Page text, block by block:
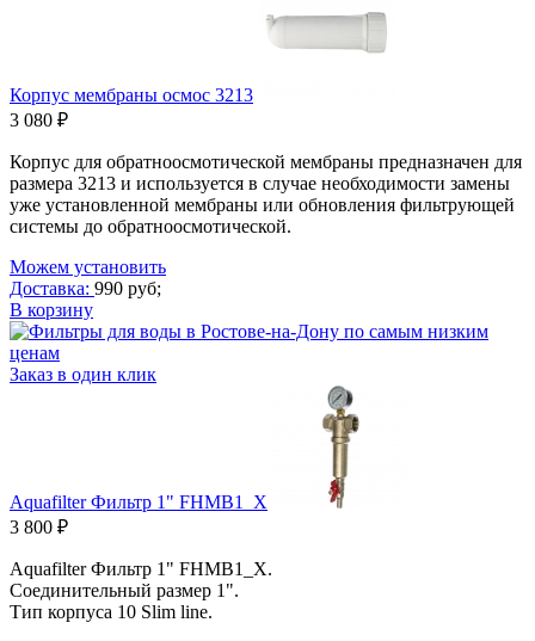
Корпус мембраны осмос 3213
3 080 ₽
Корпус для обратноосмотической мембраны предназначен для
размера 3213 и используется в случае необходимости замены
уже установленной мембраны или обновления фильтрующей
системы до обратноосмотической.
Можем установить
Доставка: 990 руб;
В корзину
Заказ в один клик
Aquafilter Фильтр 1" FHMB1_X
3 800 ₽
Aquafilter Фильтр 1" FHMB1_X.
Соединительный размер 1".
Тип корпуса 10 Slim line.